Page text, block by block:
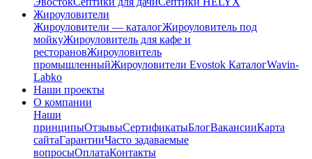
Жироуловители
Жироуловители — каталогЖироуловитель под
мойкуЖироуловитель для кафе и
ресторановЖироуловитель
промышленныйЖироуловители Evostok КаталогWavin-
Labko
Наши проекты
О компании
Наши
принципыОтзывыСертификатыБлогВакансииКарта
сайтаГарантииЧасто задаваемые
вопросыОплатаКонтакты